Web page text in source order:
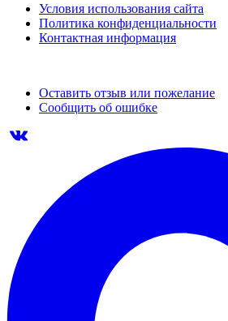
Условия использования сайта
Политика конфиденциальности
Контактная информация
Оставить отзыв или пожелание
Сообщить об ошибке